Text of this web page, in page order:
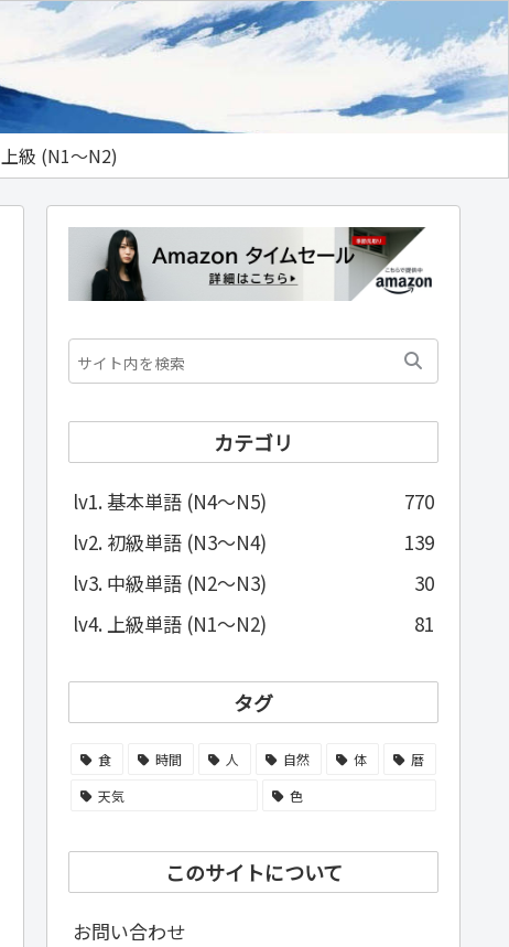
上級 (N1～N2)
カテゴリ
lv1. 基本単語 (N4～N5)
770
lv2. 初級単語 (N3～N4)
139
lv3. 中級単語 (N2～N3)
30
lv4. 上級単語 (N1～N2)
81
タグ
食 時間 人 自然 体
暦
天気
色
このサイトについて
お問い合わせ